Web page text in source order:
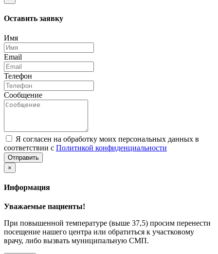
Оставить заявку
Имя
Email
Телефон
Сообщение
Я согласен на обработку моих персональных данных в
соответствии с Политикой конфиденциальности
Отправить
×
Информация
Уважаемые пациенты!
При повышенной температуре (выше 37,5) просим перенести
посещение нашего центра или обратиться к участковому
врачу, либо вызвать муниципальную СМП.